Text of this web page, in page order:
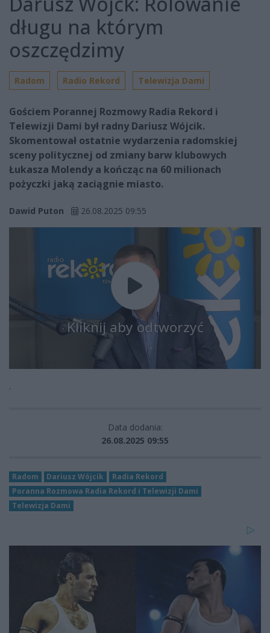
długu na którym
oszczędzimy
Radom Radio Rekord Telewizja Dami
Gościem Porannej Rozmowy Radia Rekord i
Telewizji Dami był radny Dariusz Wójcik.
Skomentował ostatnie wydarzenia radomskiej
sceny politycznej od zmiany barw klubowych
Łukasza Molendy a kończąc na 60 milionach
pożyczki jaką zaciągnie miasto.
Dawid Puton 26.08.2025 09:55
Kliknij aby odtworzyć
.
Data dodania:
26.08.2025 09:55
Radom Dariusz Wójcik
Radia Rekord
Poranna Rozmowa Radia Rekord i Telewizji Dami
Telewizja Dami